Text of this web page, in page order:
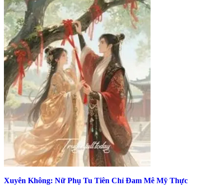
Xuyên Không: Nữ Phụ Tu Tiên Chỉ Đam Mê Mỹ Thực